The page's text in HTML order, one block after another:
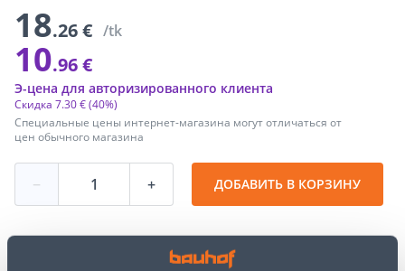
18.26 € /tk
10.96 €
Специальные цены интернет-магазина могут отличаться от
цен обычного магазина
Скидка 7.30 €(40%)
Э-цена для авторизированного клиента
− + ДОБАВИТЬ В КОРЗИНУ